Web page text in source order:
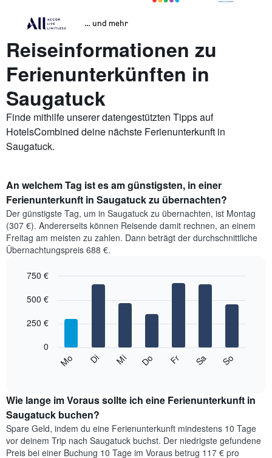
… und mehr
Reiseinformationen zu
Ferienunterkünften in
Saugatuck
Finde mithilfe unserer datengestützten Tipps auf
HotelsCombined deine nächste Ferienunterkunft in
Saugatuck.
An welchem Tag ist es am günstigsten, in einer
Ferienunterkunft in Saugatuck zu übernachten?
Der günstigste Tag, um in Saugatuck zu übernachten, ist Montag
(307 €). Andererseits können Reisende damit rechnen, an einem
Freitag am meisten zu zahlen. Dann beträgt der durchschnittliche
Übernachtungspreis 688 €.
chart
bars.
den
durchschnittlichen
Preis
eines
Zimmers
für
graphic.
Mo Di Mi Do Fr Sa So
0
250 €
500 €
750 €
Wie lange im Voraus sollte ich eine Ferienunterkunft in
Saugatuck buchen?
Spare Geld, indem du eine Ferienunterkunft mindestens 10 Tage
vor deinem Trip nach Saugatuck buchst. Der niedrigste gefundene
Preis bei einer Buchung 10 Tage im Voraus betrug 117 € pro